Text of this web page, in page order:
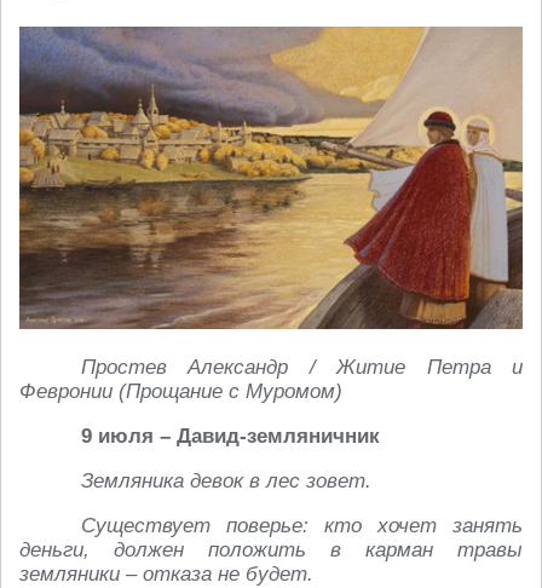
Простев Александр / Житие Петра и
Февронии (Прощание с Муромом)
9 июля – Давид-земляничник
Земляника девок в лес зовет.
Существует поверье: кто хочет занять
деньги, должен положить в карман травы
земляники – отказа не будет.